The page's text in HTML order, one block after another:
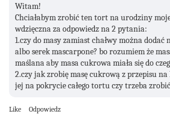
Witam!
Chciałabym zrobić ten tort na urodziny
wdzięczna za odpowiedz na 2 pytania:
1.czy do masy zamiast chałwy można
albo serek mascarpone? bo rozumiem że
maślana aby masa cukrowa miała się do
2.czy jak zrobię masę cukrową z przepisu
jej na pokrycie całego tortu czy trzeba
Like Odpowiedz